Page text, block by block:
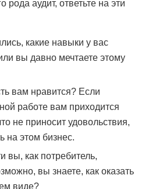
рода аудит, ответьте на эти
какие навыки у вас
вы давно мечтаете этому
вам нравится? Если
работе вам приходится
не приносит удовольствия,
на этом бизнес.
вы, как потребитель,
вы знаете, как оказать
виде?